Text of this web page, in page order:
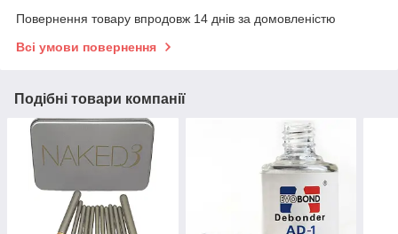
Повернення товару впродовж 14 днів за домовленістю
Всі умови повернення
Подібні товари компанії